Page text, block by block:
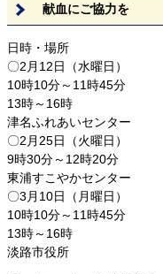
献血にご協力を
日時・場所
〇2月12日（水曜日）
10時10分～11時45分
13時～16時
津名ふれあいセンター
〇2月25日（火曜日）
9時30分～12時20分
東浦すこやかセンター
〇3月10日（月曜日）
10時10分～11時45分
13時～16時
淡路市役所